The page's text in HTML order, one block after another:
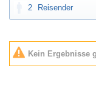
2 Reisender
Kein Ergebnisse